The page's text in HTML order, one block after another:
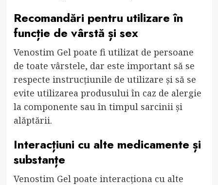
Recomandări pentru utilizare în
funcție de vârstă și sex
Venostim Gel poate fi utilizat de persoane
de toate vârstele, dar este important să se
respecte instrucțiunile de utilizare și să se
evite utilizarea produsului în caz de alergie
la componente sau în timpul sarcinii și
alăptării.
Interacțiuni cu alte medicamente și
substanțe
Venostim Gel poate interacționa cu alte